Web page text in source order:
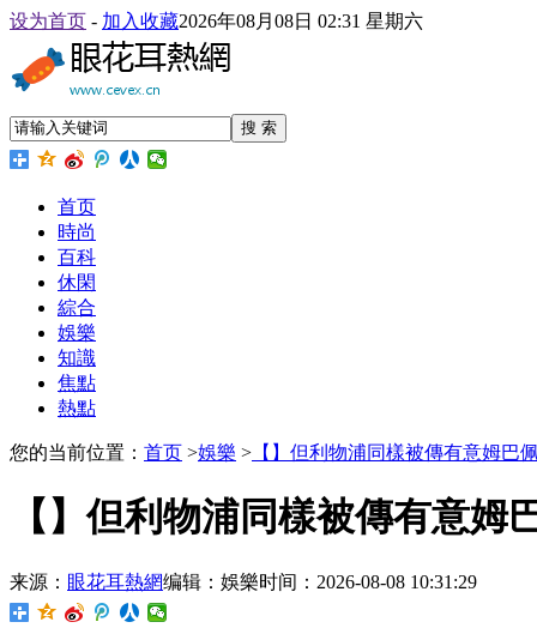
设为首页 - 加入收藏2026年08月08日 02:31 星期六
搜 索
首页
時尚
百科
休閑
綜合
娛樂
知識
焦點
熱點
您的当前位置： 首页 >娛樂 > 【】但利物浦同樣被傳有意姆巴
【】但利物浦同樣被傳有意姆
来源： 眼花耳熱網编辑：娛樂时间：2026-08-08 10:31:29